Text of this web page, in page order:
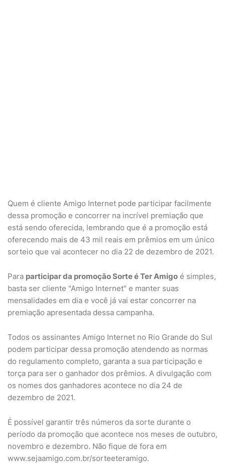
Quem é cliente Amigo Internet pode participar facilmente
dessa promoção e concorrer na incrível premiação que
está sendo oferecida, lembrando que é a promoção está
oferecendo mais de 43 mil reais em prêmios em um único
sorteio que vai acontecer no dia 22 de dezembro de 2021.
Para participar da promoção Sorte é Ter Amigo é simples,
basta ser cliente "Amigo Internet" e manter suas
mensalidades em dia e você já vai estar concorrer na
premiação apresentada dessa campanha.
Todos os assinantes Amigo Internet no Rio Grande do Sul
podem participar dessa promoção atendendo as normas
do regulamento completo, garanta a sua participação e
torça para ser o ganhador dos prêmios. A divulgação com
os nomes dos ganhadores acontece no dia 24 de
dezembro de 2021.
É possível garantir três números da sorte durante o
período da promoção que acontece nos meses de outubro,
novembro e dezembro. Não fique de fora em
www.sejaamigo.com.br/sorteeteramigo.